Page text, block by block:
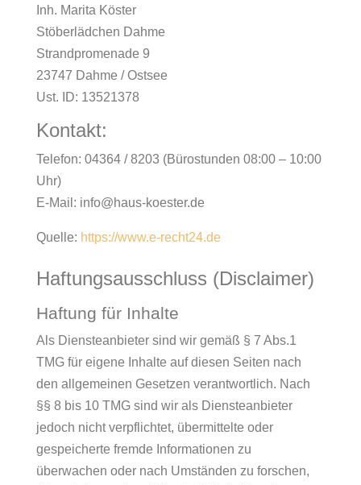
Inh. Marita Köster
Stöberlädchen Dahme
Strandpromenade 9
23747 Dahme / Ostsee
Ust. ID: 13521378
Kontakt:
Telefon: 04364 / 8203 (Bürostunden 08:00 – 10:00
Uhr)
E-Mail: info@haus-koester.de
Quelle: https://www.e-recht24.de
Haftungsausschluss (Disclaimer)
Haftung für Inhalte
Als Diensteanbieter sind wir gemäß § 7 Abs.1
TMG für eigene Inhalte auf diesen Seiten nach
den allgemeinen Gesetzen verantwortlich. Nach
§§ 8 bis 10 TMG sind wir als Diensteanbieter
jedoch nicht verpflichtet, übermittelte oder
gespeicherte fremde Informationen zu
überwachen oder nach Umständen zu forschen,